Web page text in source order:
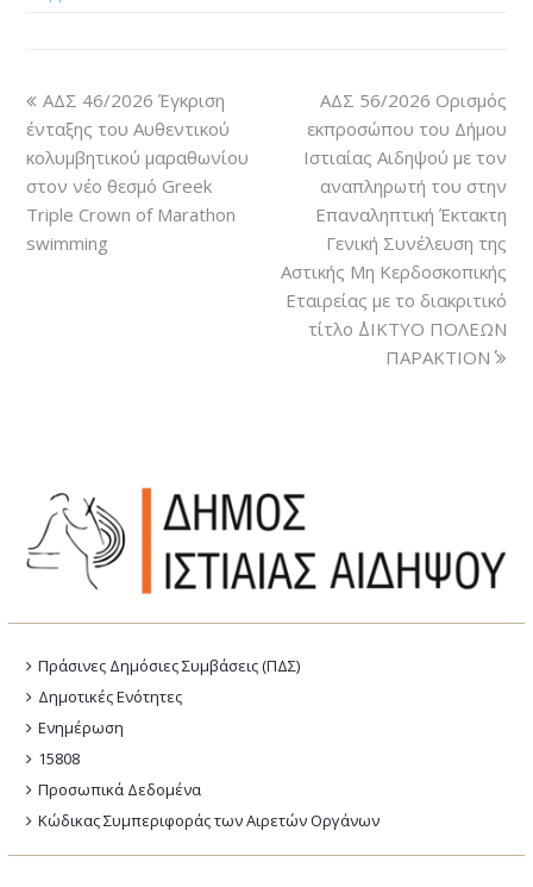
ΑΔΣ 46/2026 Έγκριση
ένταξης του Αυθεντικού
κολυμβητικού μαραθωνίου
στον νέο θεσμό Greek
Triple Crown of Marathon
swimming
ΑΔΣ 56/2026 Ορισμός
εκπροσώπου του Δήμου
Ιστιαίας Αιδηψού με τον
αναπληρωτή του στην
Επαναληπτική Έκτακτη
Γενική Συνέλευση της
Αστικής Μη Κερδοσκοπικής
Εταιρείας με το διακριτικό
τίτλο ΄΄ΔΙΚΤΥΟ ΠΟΛΕΩΝ
ΠΑΡΑΚΤΙΟΝ΄΄
Πράσινες Δημόσιες Συμβάσεις (ΠΔΣ)
Δημοτικές Ενότητες
Ενημέρωση
15808
Προσωπικά Δεδομένα
Κώδικας Συμπεριφοράς των Αιρετών Οργάνων